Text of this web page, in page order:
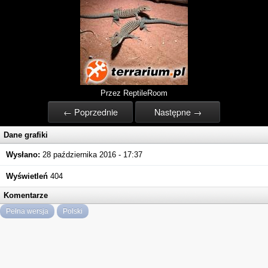
Przez ReptileRoom
← Poprzednie Następne →
Dane grafiki
Wysłano: 28 października 2016 - 17:37
Wyświetleń 404
Komentarze
Pełna wersja Polski